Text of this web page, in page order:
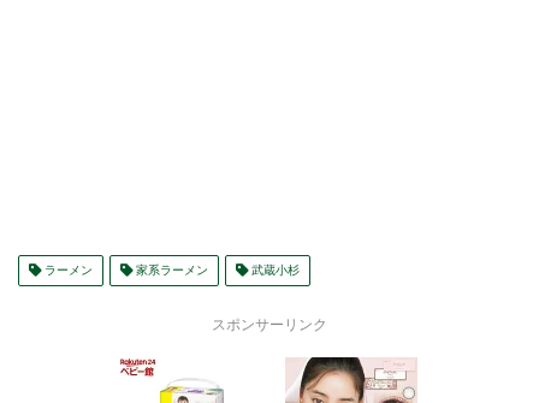
ラーメン 家系ラーメン 武蔵小杉
スポンサーリンク